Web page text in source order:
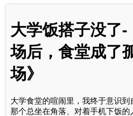
大学饭搭子没了-
场后，食堂成了
场》
大学食堂的喧闹里，我终于意识
那个总坐在角落、对着手机下饭的